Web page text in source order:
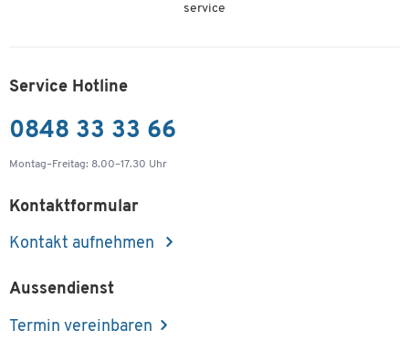
service
Service Hotline
0848 33 33 66
Montag–Freitag: 8.00–17.30 Uhr
Kontaktformular
Kontakt aufnehmen
Aussendienst
Termin vereinbaren